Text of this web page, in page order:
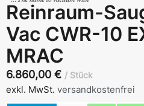
Reinraum-
Vac CWR-10
MRAC
6.860,00 € Stück
exkl. MwSt. versandkostenfrei